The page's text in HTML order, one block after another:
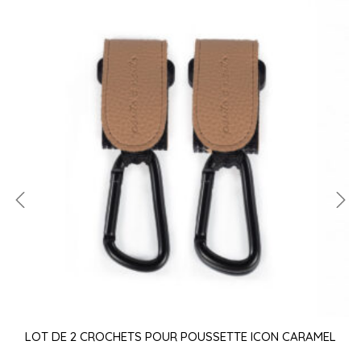
LOT DE 2 CROCHETS POUR POUSSETTE ICON CARAMEL